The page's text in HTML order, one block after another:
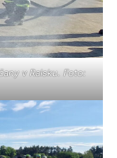
v Ralsku. Foto: